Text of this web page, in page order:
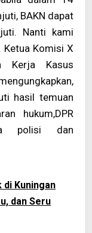
BAKN dapat
Nanti kami
Ketua Komisi X
Kerja Kasus
hasil temuan
hukum,DPR
polisi dan
di Kuningan
dan Seru